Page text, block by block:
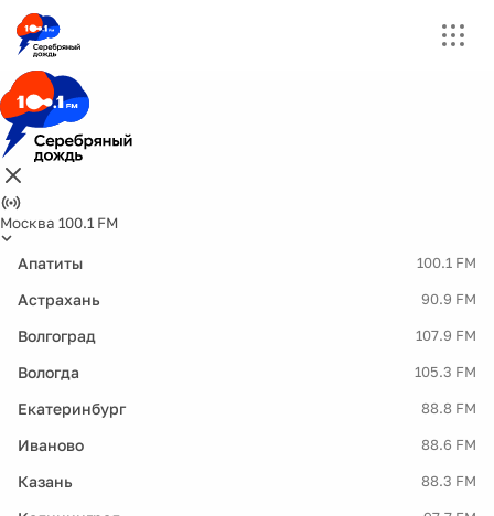
Москва 100.1 FM
Апатиты 100.1 FM
Астрахань 90.9 FM
Волгоград 107.9 FM
Вологда 105.3 FM
Екатеринбург 88.8 FM
Иваново 88.6 FM
Казань 88.3 FM